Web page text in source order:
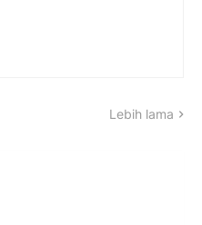
Lebih lama